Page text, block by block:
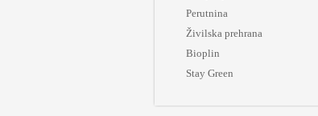
Perutnina
Živilska prehrana
Bioplin
Stay Green